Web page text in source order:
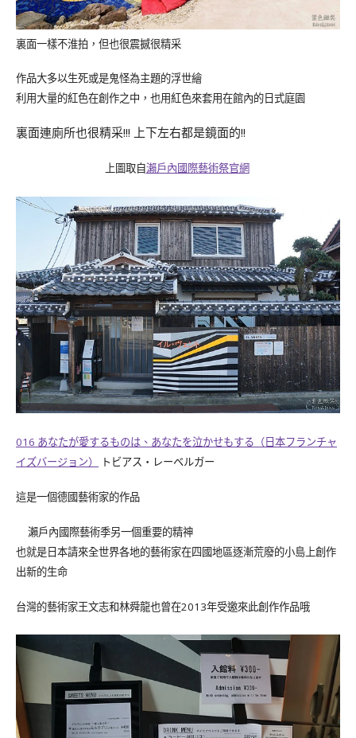
裏面一樣不淮拍，但也很震撼很精采
作品大多以生死或是鬼怪為主題的浮世繪
利用大量的紅色在創作之中，也用紅色來套用在館內的日式庭園
裏面連廁所也很精采!!! 上下左右都是鏡面的!!
上圖取自瀨戶內國際藝術祭官網
016 あなたが愛するものは、あなたを泣かせもする（日本フランチャ
イズバージョン）
トビアス・レーベルガー
這是一個德國藝術家的作品
瀨戶內國際藝術季另一個重要的精神
也就是日本請來全世界各地的藝術家在四國地區逐漸荒廢的小島上創作
出新的生命
台灣的藝術家王文志和林舜龍也曾在2013年受邀來此創作作品哦